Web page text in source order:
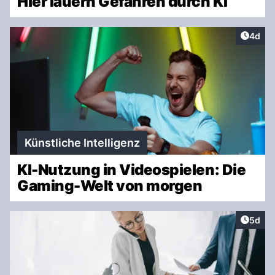
4d
Künstliche Intelligenz
KI-Nutzung in Videospielen: Die
Gaming-Welt von morgen
5d